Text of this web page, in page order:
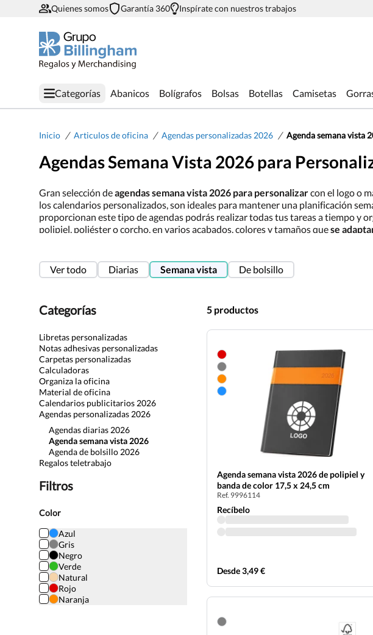
Quienes somos Garantía 360 Inspírate con nuestros trabajos
Categorías Abanicos Bolígrafos Bolsas Botellas Camisetas
Inicio / Articulos de oficina / Agendas personalizadas 2026 / Agenda semana vista
Agendas Semana Vista 2026 para
Gran selección deagendas semana vista 2026 para personalizarcon el logo o
los calendarios personalizados, son ideales para mantener una planificación
proporcionan este tipo de agendas podrás realizar todas tus tareas a tiempo y
polipiel, poliéster o corcho, en varios acabados, colores y tamaños quese
Ver todo Diarias Semana vista De bolsillo
Categorías
Libretas personalizadas
Notas adhesivas personalizadas
Carpetas personalizadas
Calculadoras
Organiza la oficina
Material de oficina
Calendarios publicitarios 2026
Agendas personalizadas 2026
Agendas diarias 2026
Agenda semana vista 2026
Agenda de bolsillo 2026
Regalos teletrabajo
Filtros
Color
Azul
Gris
Negro
Verde
Natural
Rojo
Naranja
5 productos
Agenda semana vista 2026 de polipiel y
banda de color 17,5 x 24,5 cm
Ref. 9996114
Recíbelo
Desde 3,49 €